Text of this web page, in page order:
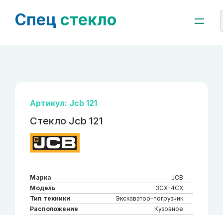
Спец стекло
Артикул: Jcb 121
Стекло Jcb 121
Марка
JCB
Модель
3CX-4CX
Тип техники
Экскаватор-погрузчик
Расположение
Кузовное